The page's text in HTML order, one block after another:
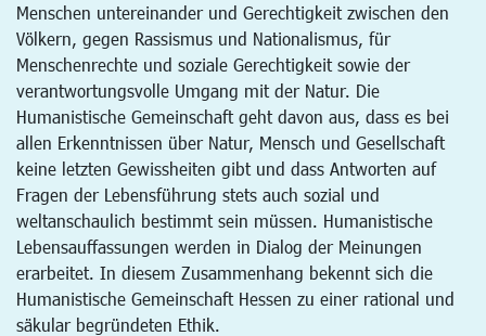
Menschen untereinander und Gerechtigkeit zwischen den
Völkern, gegen Rassismus und Nationalismus, für
Menschenrechte und soziale Gerechtigkeit sowie der
verantwortungsvolle Umgang mit der Natur. Die
Humanistische Gemeinschaft geht davon aus, dass es bei
allen Erkenntnissen über Natur, Mensch und Gesellschaft
keine letzten Gewissheiten gibt und dass Antworten auf
Fragen der Lebensführung stets auch sozial und
weltanschaulich bestimmt sein müssen. Humanistische
Lebensauffassungen werden in Dialog der Meinungen
erarbeitet. In diesem Zusammenhang bekennt sich die
Humanistische Gemeinschaft Hessen zu einer rational und
säkular begründeten Ethik.